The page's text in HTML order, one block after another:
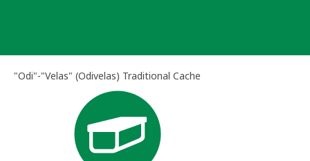
"Odi"-"Velas" (Odivelas) Traditional Cache